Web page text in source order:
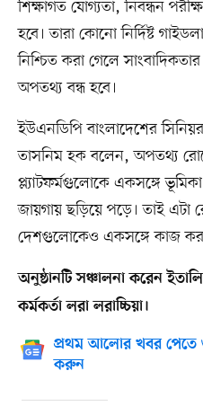
শিক্ষাগত যোগ্যতা, নিবন্ধন
হবে। তারা কোনো নির্দিষ্ট
নিশ্চিত করা গেলে
অপতথ্য বন্ধ হবে।
ইউএনডিপি বাংলাদেশের সিনিয়র
তাসনিম হক বলেন, অপতথ্য
প্ল্যাটফর্মগুলোকে একসঙ্গে
জায়গায় ছড়িয়ে পড়ে। তাই এটা
দেশগুলোকেও একসঙ্গে কাজ
অনুষ্ঠানটি সঞ্চালনা করেন
কর্মকর্তা লরা লরাচ্চিয়া।
প্রথম আলোর খবর
করুন